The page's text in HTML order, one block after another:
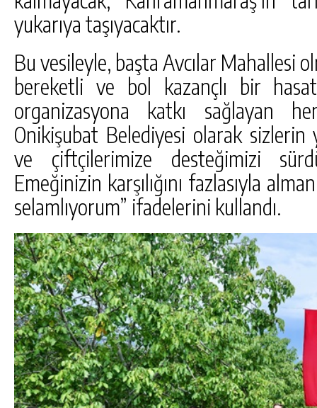
yukarıya taşıyacaktır.
Bu vesileyle, başta Avcılar Mahallesi
bereketli ve bol kazançlı bir
organizasyona katkı sağlayan
Onikişubat Belediyesi olarak sizlerin
ve çiftçilerimize desteğimizi
Emeğinizin karşılığını fazlasıyla
selamlıyorum” ifadelerini kullandı.